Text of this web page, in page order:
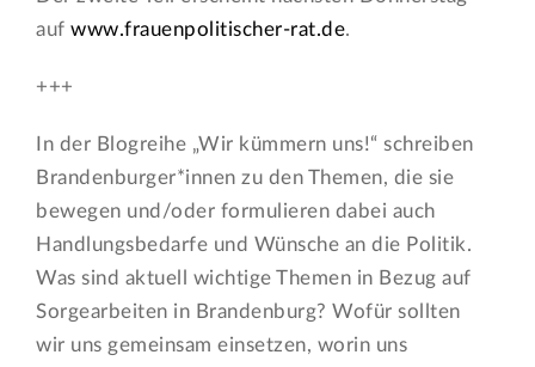
aufwww.frauenpolitischer-rat.de.
+++
In der Blogreihe „Wir kümmern uns!“ schreiben
Brandenburger*innen zu den Themen, die sie
bewegen und/oder formulieren dabei auch
Handlungsbedarfe und Wünsche an die Politik.
Was sind aktuell wichtige Themen in Bezug auf
Sorgearbeiten in Brandenburg? Wofür sollten
wir uns gemeinsam einsetzen, worin uns